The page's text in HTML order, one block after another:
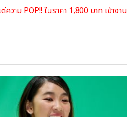
วาม POP!! ในราคา 1,800 บาท เข้างาน